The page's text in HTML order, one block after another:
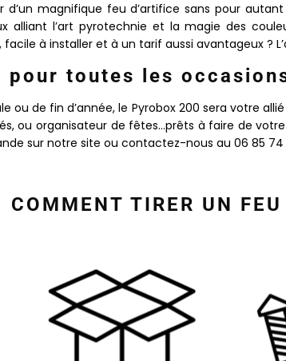
d’un magnifique feu d’artifice sans pour
alliant l’art pyrotechnie et la magie des
à installer et à un tarif aussi avantageux ?
pour toutes les
ou de fin d’année, le Pyrobox 200 sera votre
ou organisateur de fêtes…prêts à faire de
sur notre site ou contactez-nous au 06 85 74
COMMENT TIRER UN FEU